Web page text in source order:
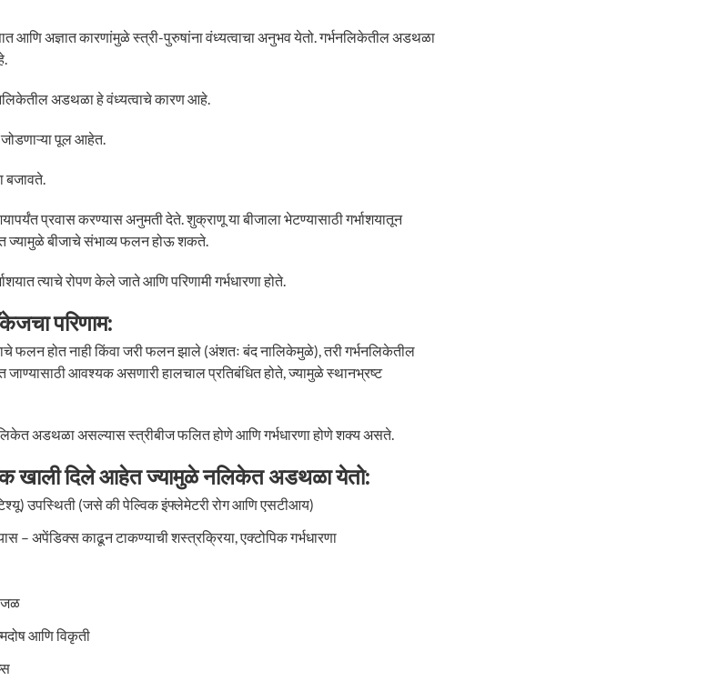
आणि अज्ञात कारणांमुळे स्त्री-पुरुषांना वंध्यत्वाचा अनुभव येतो. गर्भनलिकेतील अडथळा
अडथळा हे वंध्यत्वाचे कारण आहे.
जोडणाऱ्या पूल आहेत.
बजावते.
प्रवास करण्यास अनुमती देते. शुक्राणू या बीजाला भेटण्यासाठी गर्भाशयातून
ज्यामुळे बीजाचे संभाव्य फलन होऊ शकते.
त्याचे रोपण केले जाते आणि परिणामी गर्भधारणा होते.
परिणाम:
फलन होत नाही किंवा जरी फलन झाले (अंशतः बंद नालिकेमुळे), तरी गर्भनलिकेतील
जाण्यासाठी आवश्यक असणारी हालचाल प्रतिबंधित होते, ज्यामुळे स्थानभ्रष्ट
अडथळा असल्यास स्त्रीबीज फलित होणे आणि गर्भधारणा होणे शक्य असते.
खाली दिले आहेत ज्यामुळे नलिकेत अडथळा येतो:
उपस्थिती (जसे की पेल्विक इंफ्लेमेटरी रोग आणि एसटीआय)
– अपेंडिक्स काढून टाकण्याची शस्त्रक्रिया, एक्टोपिक गर्भधारणा
आणि विकृती